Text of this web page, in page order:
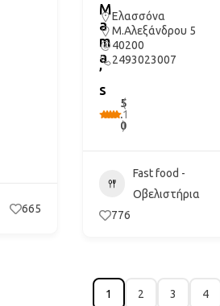
665
M
a
m
a
’
s
5
.
0
(
1
)
Ελασσόνα
Μ.Αλεξάνδρου 5
40200
2493023007
Fast food -
Οβελιστήρια
776
1 2 3 4